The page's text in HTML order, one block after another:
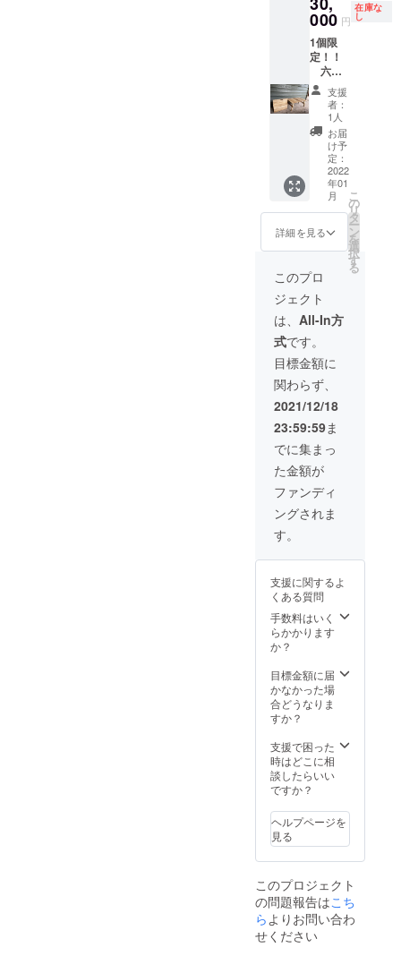
有して
いるイ
ンザド
ア合同
会社 が
行いま
す。
いま
す。 ○
送料込
み、冷
蔵便で
のお届
けにな
りま
す。 ＊
瓶ビー
ルのデ
ザイ
ン、写
真等は
す。
の葉
ビール
（瓶
詰）6本
入り ＊
学生オ
リジナ
ルス
テッ
カーと
お礼の
お手紙
付き ＊
特性オ
ル缶
バッチ
30個）
○酒類の
販売等
につい
共同起
案者で
酒造免
許を保
有して
いるイ
ンザド
ア合同
会社が
行いま
す。 ○
送料込
み、冷
けにな
りま
す。 ＊
瓶ビー
ルのデ
ザイ
イメー
ジで
す。
330ml
詰）2本
入り ＊
学生オ
リジナ
ルス
テッ
カーと
お礼の
お手紙
付き ＊
六甲山
間伐材
で作っ
たオリ
ター付
定30
セッ
酒類の
販売等
につい
ては、
共同起
酒造免
許を保
いるIN
THA
BREWI
す。 ○
送料込
み、冷
蔵便で
のお届
けにな
瓶ビー
ルのデ
ザイ
イメー
ジで
す。
届けた
い方の
ため
に、瓶
詰ビー
ル6本
セット
を郵送
にてお
送りい
たしま
す。発
送は、
12月20
日以降
の発送
＊六甲
の葉
ビール
330ml
（瓶
詰）2本
入り ＊
学生オ
リジナ
テッ
カーと
お礼の
お手紙
付き ＊
六甲山
間伐材
ジナル
コース
ター付
き（限
定30
セッ
販売等
につい
ては、
酒造免
許を保
有して
いるイ
ア合同
会社が
行いま
す。 ○
み、冷
蔵便で
のお届
けにな
りま
000 円
在庫な
し
1個限
定！！
六甲
山コナ
ラ材を
使った
便利な
折り畳
みロー
テーブ
ル！！
リビン
グでも
キャン
プなど
も持ち
運びで
きて簡
単に折
り畳め
るロー
テーブ
ル非売
品で
す。 六
甲山す
ぎの葉
ビール
のオリ
ジナル
ロゴ
マーク
を刻印
る世界
だけで
の限定
品！ こ
の六甲
ブルで
飲む
「六甲
ビール
は格別
だと思
いま
支援
者：
1人
お届
け予
定：
2022
年01
月
詳細を見る
こ
の
リ
タ
ー
ン
を
選
択
す
る
このプロ
ジェクト
は、 All-In方
式です。
目標金額に
関わらず、
2021/12/18
23:59:59ま
でに集まっ
た金額が
ファンディ
ングされま
す。
支援に関するよ
くある質問
手数料はいく
らかかります
か？
目標金額に届
かなかった場
合どうなりま
すか？
支援で困った
時はどこに相
談したらいい
ですか？
ヘルプページを
見る
このプロジェクト
の問題報告はこち
らよりお問い合わ
せください